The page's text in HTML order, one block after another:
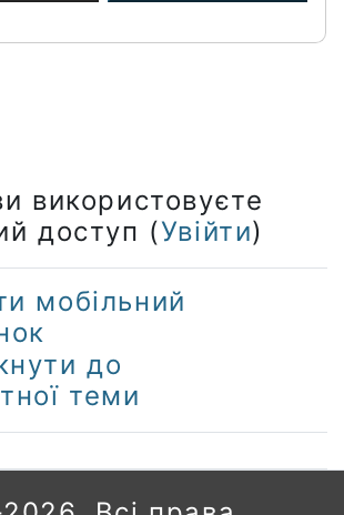
використовуєте
доступ (Увійти)
мобільний
до
теми